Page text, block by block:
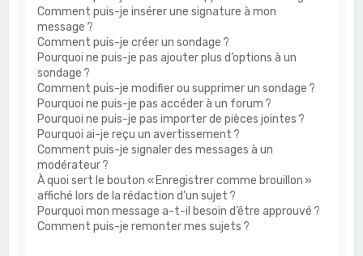
Comment puis-je insérer une signature à mon
message ?
Comment puis-je créer un sondage ?
Pourquoi ne puis-je pas ajouter plus d’options à un
sondage ?
Comment puis-je modifier ou supprimer un sondage ?
Pourquoi ne puis-je pas accéder à un forum ?
Pourquoi ne puis-je pas importer de pièces jointes ?
Pourquoi ai-je reçu un avertissement ?
Comment puis-je signaler des messages à un
modérateur ?
À quoi sert le bouton « Enregistrer comme brouillon »
affiché lors de la rédaction d’un sujet ?
Pourquoi mon message a-t-il besoin d’être approuvé ?
Comment puis-je remonter mes sujets ?